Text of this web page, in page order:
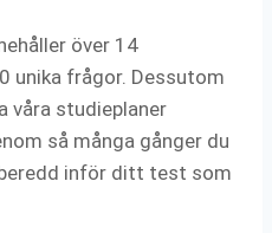
över 14
unika frågor. Dessutom
våra studieplaner
så många gånger du
inför ditt test som